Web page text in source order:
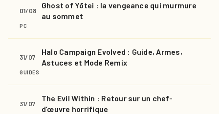
01/08
Ghost of Yōtei : la vengeance qui murmure
au sommet
PC
31/07
Halo Campaign Evolved : Guide, Armes,
Astuces et Mode Remix
GUIDES
31/07
The Evil Within : Retour sur un chef-
d’œuvre horrifique